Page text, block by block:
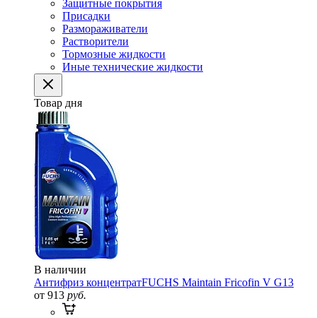
Защитные покрытия
Присадки
Размораживатели
Растворители
Тормозные жидкости
Иные технические жидкости
Товар дня
В наличии
Антифриз концентратFUCHS Maintain Fricofin V G13
от 913 руб.